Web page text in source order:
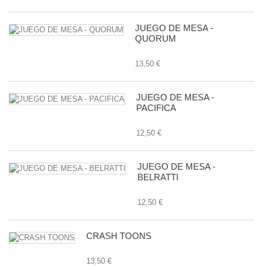
JUEGO DE MESA -
QUORUM
13,50 €
JUEGO DE MESA -
PACIFICA
12,50 €
JUEGO DE MESA -
BELRATTI
12,50 €
CRASH TOONS
13,50 €